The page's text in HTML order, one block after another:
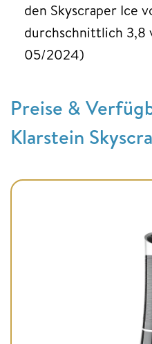
den Skyscraper Ice
durchschnittlich 3,8
05/2024)
Preise &
Klarstein